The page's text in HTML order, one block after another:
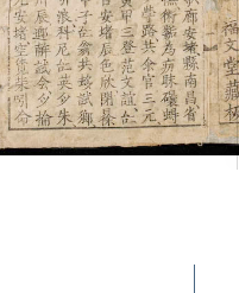
bao gồm thơ, hát, văn vãn,
văn, 13 đôi câu đối. Có 3 bài
thơ hỏi thăm bạn, vịnh cầm
bài hát ông Phỗng đá, mẹ
niên đại bị rách: [五月吉]. Nội